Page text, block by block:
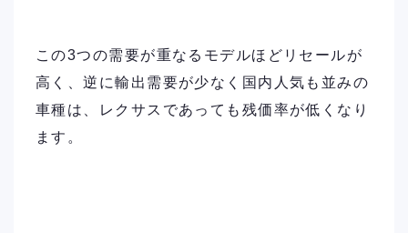
この3つの需要が重なるモデルほどリセールが
高く、逆に輸出需要が少なく国内人気も並みの
車種は、レクサスであっても残価率が低くなり
ます。